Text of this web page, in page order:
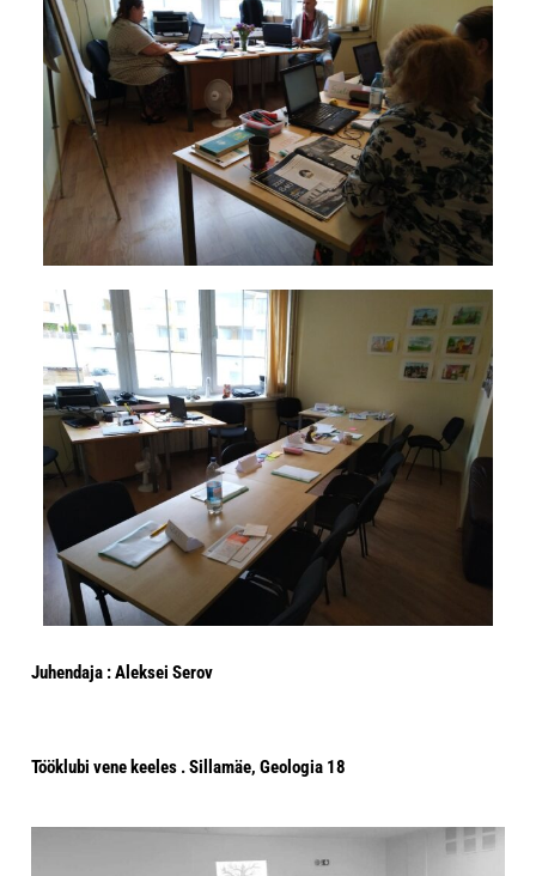
Juhendaja : Aleksei Serov
Tööklubi vene keeles . Sillamäe, Geologia 18